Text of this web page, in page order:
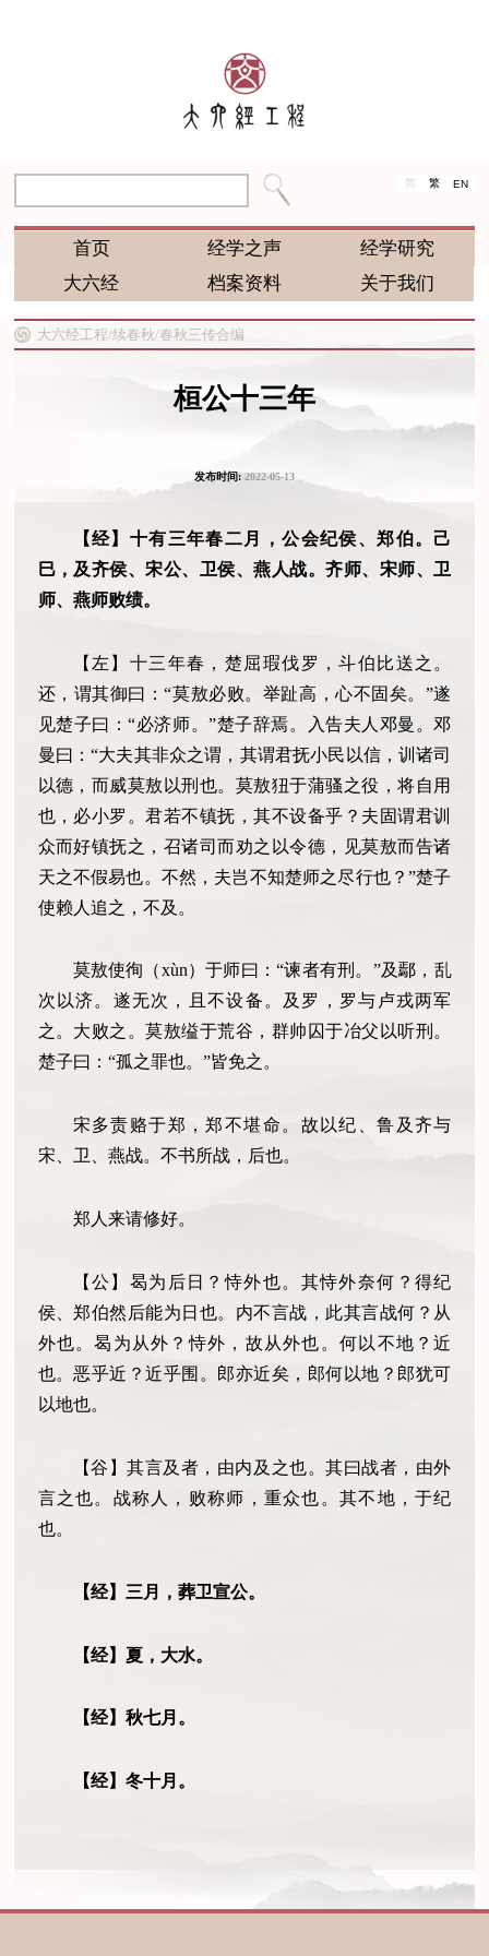
简 繁 EN
首页 经学之声
经学研究
大六经
档案资料 关于我们
大六经工程/续春秋/春秋三传合编
桓公十三年
发布时间:2022-05-13
【经】十有三年春二月，公会纪侯、郑伯。己
巳，及齐侯、宋公、卫侯、燕人战。齐师、宋师、卫
师、燕师败绩。
【左】十三年春，楚屈瑕伐罗，斗伯比送之。
还，谓其御曰：“莫敖必败。举趾高，心不固矣。 ”遂
见楚子曰：“必济师。”楚子辞焉。入告夫人邓曼。邓
曼曰：“大夫其非众之谓，其谓君抚小民以信，训诸司
以德，而威莫敖以刑也。莫敖狃于蒲骚之役，将自用
也，必小罗。君若不镇抚，其不设备乎？夫固谓君训
众而好镇抚之，召诸司而劝之以令德，见莫敖而告诸
天之不假易也。不然，夫岂不知楚师之尽行也？”楚子
使赖人追之，不及。
莫敖使徇 （xùn）于师曰：“谏者有刑。 ”及鄢，乱
次以济。遂无次，且不设备。及罗，罗与卢戎两军
之。大败之。莫敖缢于荒谷，群帅囚于冶父以听刑。
楚子曰： “孤之罪也。 ”皆免之。
宋多责赂于郑，郑不堪命。故以纪、鲁及齐与
宋、卫、燕战。不书所战，后也。
郑人来请修好。
【公】曷为后日？恃外也。其恃外奈何？得纪
侯、郑伯然后能为日也。内不言战，此其言战何？从
外也。曷为从外？恃外，故从外也。何以不地？近
也。恶乎近？近乎围。郎亦近矣，郎何以地？郎犹可
以地也。
【谷】其言及者，由内及之也。其曰战者，由外
言之也。战称人，败称师，重众也。其不地，于纪
也。
【经】三月，葬卫宣公。
【经】夏，大水。
【经】秋七月。
【经】冬十月。